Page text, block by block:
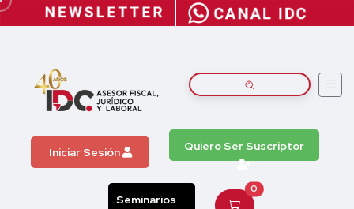
Iniciar Sesión Quiero Ser Suscriptor
Seminarios
0